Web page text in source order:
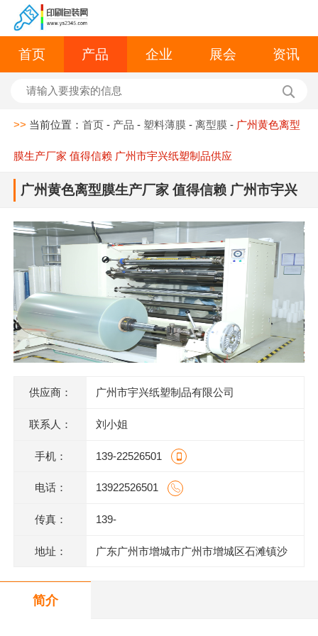
首页 产品 企业 展会 资讯
>> 当前位置：首页 - 产品 - 塑料薄膜 -离型膜 - 广州黄色离型
膜生产厂家 值得信赖 广州市宇兴纸塑制品供应
广州黄色离型膜生产厂家 值得信赖 广州市宇兴
供应商： 广州市宇兴纸塑制品有限公司
联系人： 刘小姐
手机： 139-22526501
电话： 13922526501
传真： 139-
地址： 广东广州市增城市广州市增城区石滩镇沙
简介